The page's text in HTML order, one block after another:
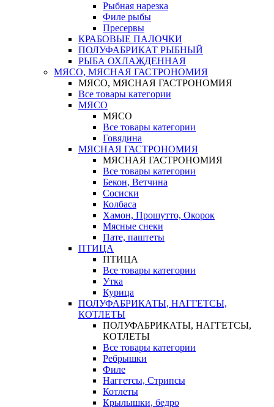
Рыбная нарезка
Филе рыбы
Пресервы
КРАБОВЫЕ ПАЛОЧКИ
ПОЛУФАБРИКАТ РЫБНЫЙ
РЫБА ОХЛАЖДЕННАЯ
МЯСО, МЯСНАЯ ГАСТРОНОМИЯ
МЯСО, МЯСНАЯ ГАСТРОНОМИЯ
Все товары категории
МЯСО
МЯСО
Все товары категории
Говядина
МЯСНАЯ ГАСТРОНОМИЯ
МЯСНАЯ ГАСТРОНОМИЯ
Все товары категории
Бекон, Ветчина
Сосиски
Колбаса
Хамон, Прошутто, Окорок
Мясные снеки
Пате, паштеты
ПТИЦА
ПТИЦА
Все товары категории
Утка
Курица
ПОЛУФАБРИКАТЫ, НАГГЕТСЫ,
КОТЛЕТЫ
ПОЛУФАБРИКАТЫ, НАГГЕТСЫ,
КОТЛЕТЫ
Все товары категории
Ребрышки
Филе
Наггетсы, Стрипсы
Котлеты
Крылышки, бедро